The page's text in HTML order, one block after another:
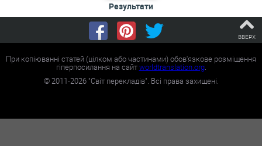
Результати
ВВЕРХ
При копіюванні статей (цілком або частинами) обов'язкове розміщення
гіперпосилання на сайтworldtranslation.org.
©2011-2026"Світ перекладів". Всі права захищені.